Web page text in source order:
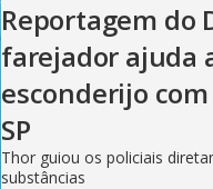
Reportagem do
farejador ajuda
esconderijo
SP
Thor guiou os policiais
substâncias